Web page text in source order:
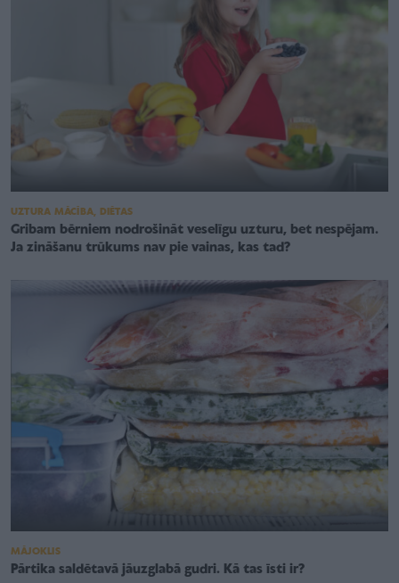
UZTURA MĀCĪBA, DIĒTAS
Gribam bērniem nodrošināt veselīgu uzturu, bet nespējam.
Ja zināšanu trūkums nav pie vainas, kas tad?
MĀJOKLIS
Pārtika saldētavā jāuzglabā gudri. Kā tas īsti ir?